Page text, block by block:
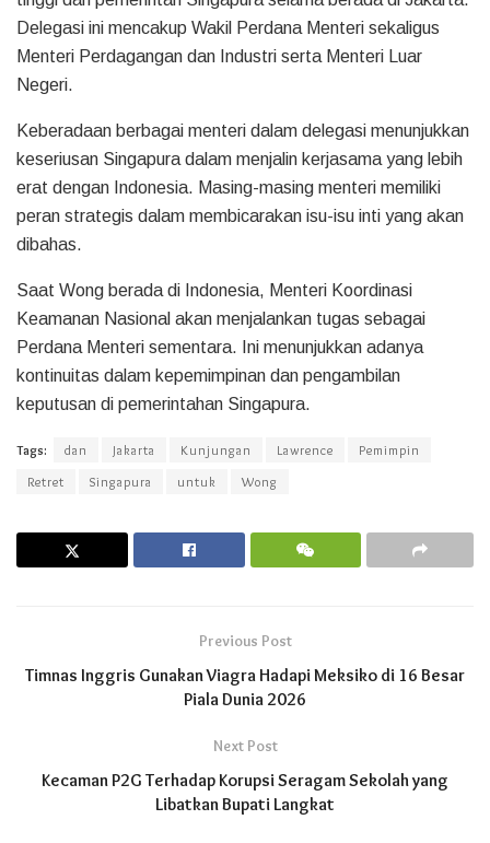
Delegasi ini mencakup Wakil Perdana Menteri sekaligus
Menteri Perdagangan dan Industri serta Menteri Luar
Negeri.
Keberadaan berbagai menteri dalam delegasi menunjukkan
keseriusan Singapura dalam menjalin kerjasama yang lebih
erat dengan Indonesia. Masing-masing menteri memiliki
peran strategis dalam membicarakan isu-isu inti yang akan
dibahas.
Saat Wong berada di Indonesia, Menteri Koordinasi
Keamanan Nasional akan menjalankan tugas sebagai
Perdana Menteri sementara. Ini menunjukkan adanya
kontinuitas dalam kepemimpinan dan pengambilan
keputusan di pemerintahan Singapura.
Tags: dan Jakarta Kunjungan Lawrence
Pemimpin
Retret
Singapura untuk Wong
Previous Post
Timnas Inggris Gunakan Viagra Hadapi Meksiko di 16 Besar
Piala Dunia 2026
Next Post
Kecaman P2G Terhadap Korupsi Seragam Sekolah yang
Libatkan Bupati Langkat